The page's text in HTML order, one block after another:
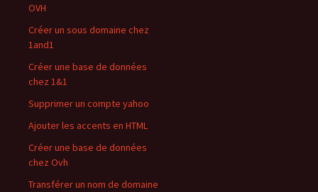
OVH
Créer un sous domaine chez
1and1
Créer une base de données
chez 1&1
Supprimer un compte yahoo
Ajouter les accents en HTML
Créer une base de données
chez Ovh
Transférer un nom de domaine